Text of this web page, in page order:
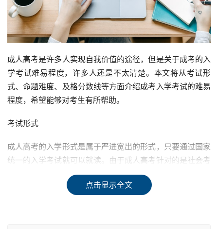
成人高考是许多人实现自我价值的途径，但是关于成考的入
学考试难易程度，许多人还是不太清楚。本文将从考试形
式、命题难度、及格分数线等方面介绍成考入学考试的难易
程度，希望能够对考生有所帮助。
考试形式
成人高考的入学形式是属于严进宽出的形式，只要通过国家
统一的入学考试就可以就读。由于成人高考针对的是社会考
生，一般都是在职人员或已经毕业很多年的学生，文化基础
相对较弱，因此分数线相对较低。成考的命题方式是针对成
点击显示全文